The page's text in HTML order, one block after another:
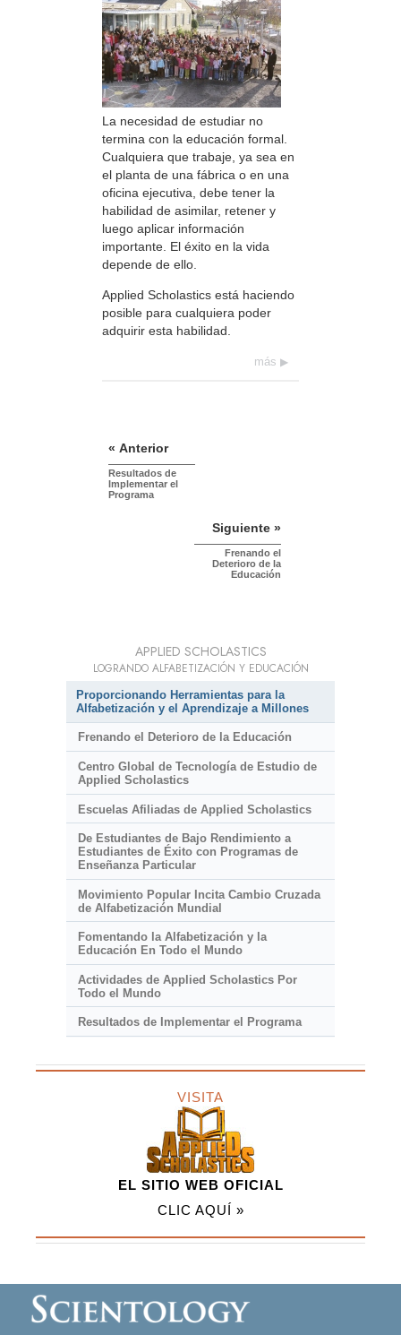
La necesidad de estudiar no
termina con la educación formal.
Cualquiera que trabaje, ya sea en
el planta de una fábrica o en una
oficina ejecutiva, debe tener la
habilidad de asimilar, retener y
luego aplicar información
importante. El éxito en la vida
depende de ello.
Applied Scholastics está haciendo
posible para cualquiera poder
adquirir esta habilidad.
más
« Anterior
Resultados de
Implementar el
Programa
Siguiente »
Frenando el
Deterioro de la
Educación
APPLIED SCHOLASTICS
LOGRANDO ALFABETIZACIÓN Y EDUCACIÓN
Proporcionando Herramientas para la
Alfabetización y el Aprendizaje a Millones
Frenando el Deterioro de la Educación
Centro Global de Tecnología de Estudio de
Applied Scholastics
Escuelas Afiliadas de Applied Scholastics
De Estudiantes de Bajo Rendimiento a
Estudiantes de Éxito con Programas de
Enseñanza Particular
Movimiento Popular Incita Cambio Cruzada
de Alfabetización Mundial
Fomentando la Alfabetización y la
Educación En Todo el Mundo
Actividades de Applied Scholastics Por
Todo el Mundo
Resultados de Implementar el Programa
VISITA
EL SITIO WEB OFICIAL
CLIC AQUÍ »